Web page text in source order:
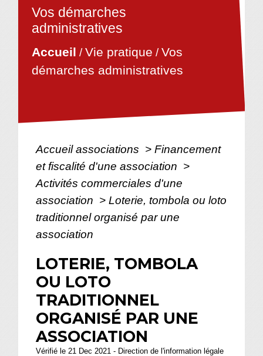
Vos démarches
administratives
Accueil /Vie pratique /Vos
démarches administratives
Accueil associations > Financement
et fiscalité d'une association >
Activités commerciales d'une
association > Loterie, tombola ou loto
traditionnel organisé par une
association
LOTERIE, TOMBOLA
OU LOTO
TRADITIONNEL
ORGANISÉ PAR UNE
ASSOCIATION
Vérifié le 21 Dec 2021 - Direction de l'information légale